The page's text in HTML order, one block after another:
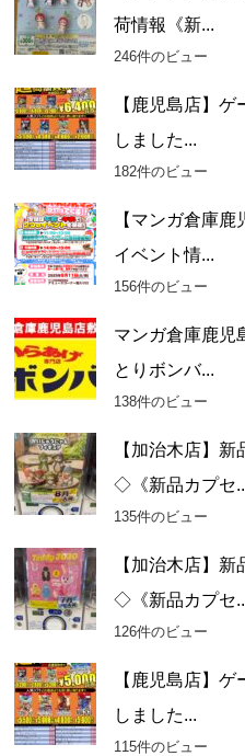
荷情報《新...
246件のビュー
【鹿児島店】
しました...
182件のビュー
【マンガ倉庫
イベント情...
156件のビュー
マンガ倉庫鹿
とりボンバ...
138件のビュー
【加治木店】
◇《新品カプセ
135件のビュー
【加治木店】
◇《新品カプセ
126件のビュー
【鹿児島店】
しました...
115件のビュー